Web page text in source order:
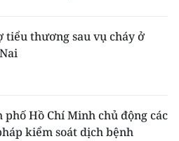
tiểu thương sau vụ cháy ở
phố Hồ Chí Minh chủ động các
kiểm soát dịch bệnh